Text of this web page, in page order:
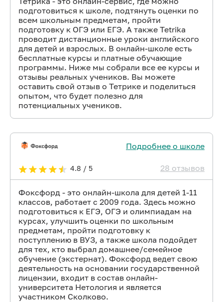
подготовиться к школе, подтянуть оценки по
всем школьным предметам, пройти
подготовку к ОГЭ или ЕГЭ. А также Tetrika
проводит дистанционные уроки английского
для детей и взрослых. В онлайн-школе есть
бесплатные курсы и платные обучающие
программы. Ниже мы собрали все ее курсы и
отзывы реальных учеников. Вы можете
оставить свой отзыв о Тетрике и поделиться
опытом, что будет полезно для
потенциальных учеников.
Подробнее о школе
4.8 / 5 28 отзывов
Фоксфорд - это онлайн-школа для детей 1-11
классов, работает с 2009 года. Здесь можно
подготовиться к ЕГЭ, ОГЭ и олимпиадам на
курсах, улучшить оценки по школьным
предметам, пройти подготовку к
поступлению в ВУЗ, а также школа подойдет
для тех, кто выбрал домашнее/семейное
обучение (экстернат). Фоксфорд ведет свою
деятельность на основании государственной
лицензии, входит в состав онлайн-
университета Нетология и является
участником Сколково.